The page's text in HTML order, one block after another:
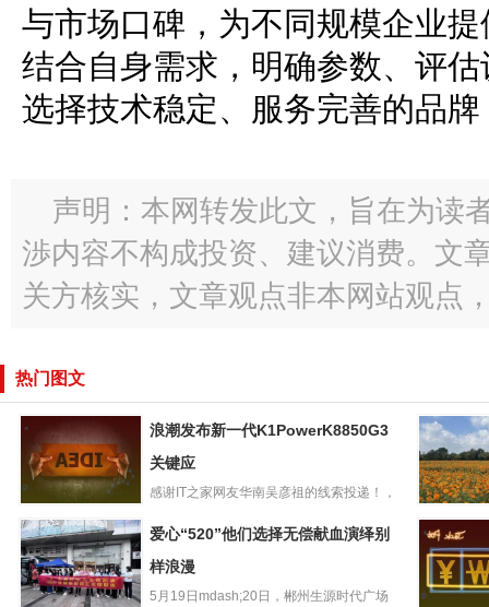
与市场口碑，为不同规模企业
结合自身需求，明确参数、评
选择技术稳定、服务完善的品
声明：本网转发此文，旨在为读
渉内容不构成投资、建议消费。文
关方核实，文章观点非本网站观点
热门图文
浪潮发布新一代
K1PowerK8850G
3关键应
浪潮发布新一代K1PowerK8850G3
关键应
感谢IT之家网友华南吴彦祖的线索投递！，
共建绿美
企青年赴
地开展志
爱心“520”他们选择无偿献血演绎别
样浪漫
5月19日mdash;20日，郴州生源时代广场